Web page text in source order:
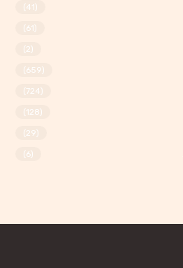
(41)
(61)
(2)
(659)
(724)
(128)
(29)
(6)